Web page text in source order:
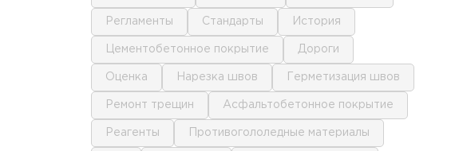
регламенты стандарты история
цементобетонное покрытие дороги
оценка нарезка швов герметизация швов
ремонт трещин асфальтобетонное покрытие
реагенты противогололедные материалы